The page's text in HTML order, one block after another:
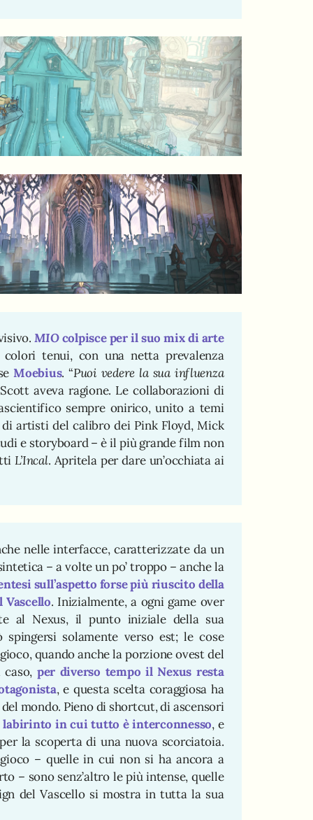
MIOcolpisce per il suo mix di arte
tenui, con una netta prevalenza
Moebius. “Puoi vedere la sua influenza
Scott aveva ragione. Le collaborazioni di
sempre onirico, unito a temi
artisti del calibro dei Pink Floyd, Mick
e storyboard – è il più grande film non
L’Incal. Apritela per dare un’occhiata ai
nelle interfacce, caratterizzate da un
– a volte un po’ troppo – anche la
sull’aspetto forse più riuscito della
. Inizialmente, a ogni game over
al Nexus, il punto iniziale della sua
solamente verso est; le cose
quando anche la porzione ovest del
per diverso tempo il Nexus resta
, e questa scelta coraggiosa ha
mondo. Pieno di shortcut, di ascensori
labirinto in cui tutto è interconnesso, e
la scoperta di una nuova scorciatoia.
– quelle in cui non si ha ancora a
– sono senz’altro le più intense, quelle
del Vascello si mostra in tutta la sua